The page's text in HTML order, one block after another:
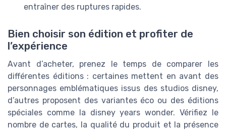
entraîner des ruptures rapides.
Bien choisir son édition et profiter de
l’expérience
Avant d’acheter, prenez le temps de comparer les
différentes éditions : certaines mettent en avant des
personnages emblématiques issus des studios disney,
d’autres proposent des variantes éco ou des éditions
spéciales comme la disney years wonder. Vérifiez le
nombre de cartes, la qualité du produit et la présence